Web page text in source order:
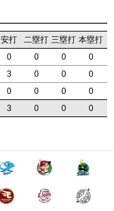
安打 二塁打 三塁打 本塁打
0 0 0
0
3 0 0
0
0 0 0
0
3 0 0 0
安打 二塁打 三塁打 本塁打
0 0 0
0
3 0 0
0
0 0 0
0
3 0 0 0
安打 二塁打 三塁打 本塁打
0 0 0
0
3 0 0
0
0 0 0
0
3 0 0 0
安打 二塁打 三塁打 本塁打
0 0 0
0
3 0 0
0
0 0 0
0
3 0 0 0